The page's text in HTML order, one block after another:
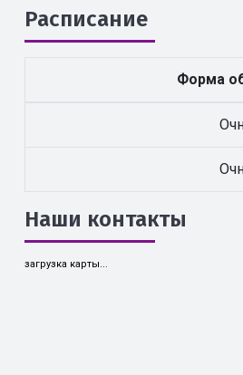
Расписание
Форма
Наши контакты
загрузка карты...